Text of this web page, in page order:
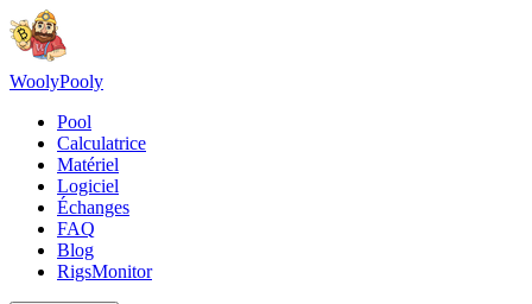
WoolyPooly
Pool
Calculatrice
Matériel
Logiciel
Échanges
FAQ
Blog
RigsMonitor